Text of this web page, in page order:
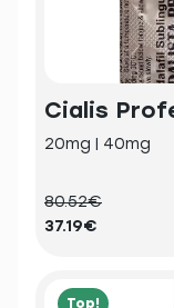
Cialis
20mg | 40mg
80.52€
37.19€
Top!